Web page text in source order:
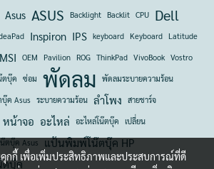
Asus ASUS Backlight Backlit CPU Dell
Inspiron IPS keyboard Keyboard Latitude
MSI OEM Pavilion ROG ThinkPad VivoBook Vostro
ตบุ๊ค ซ่อม พัดลม พัดลมระบายความร้อน
ค Asus ระบายความร้อน ลำโพง สายชาร์จ
หน้าจอ อะไหล่ อะไหล่โน๊ตบุ๊ค เปลี่ยน
ตบุ๊ค Asus แป้นพิมพ์โน๊ตบุ๊ค HP
ตบุ๊ค
คุกกี้ เพื่อเพิ่มประสิทธิภาพและประสบการณ์ที่ดี